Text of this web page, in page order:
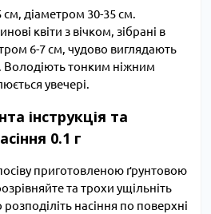
діаметром 30-35 см.
квіти з вічком, зібрані в
6-7 см, чудово виглядають
Володіють тонким ніжним
увечері.
інструкція та
0.1 г
приготовленою ґрунтовою
та трохи ущільніть
насіння по поверхні